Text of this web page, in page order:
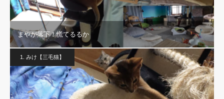
まやが落下！慌てるるか
1. みけ【三毛猫】